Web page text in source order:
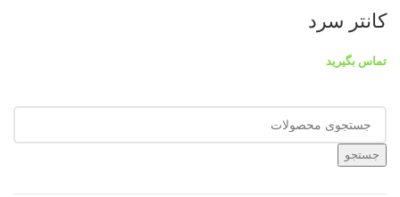
جستجو
کانتر سرد
تماس بگیرید